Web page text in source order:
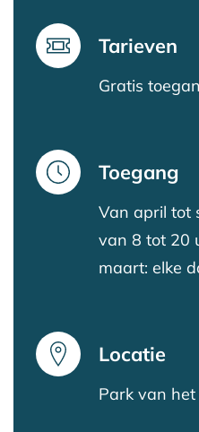
Tarieven
Gratis
Toegang
Van april tot
van 8 tot 20
maart: elke
Locatie
Park van